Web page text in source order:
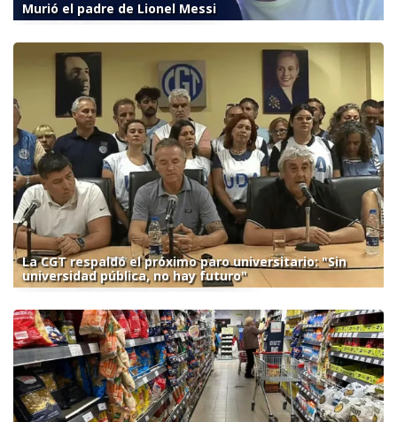
Murió el padre de Lionel Messi
La CGT respaldó el próximo paro universitario: "Sin
universidad pública, no hay futuro"